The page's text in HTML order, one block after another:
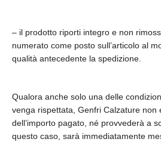
– il prodotto riporti integro e non
numerato come posto sull’articolo al
qualità antecedente la spedizione.
Qualora anche solo una delle
venga rispettata, Genfri Calzature non
dell’importo pagato, né provvederà a
questo caso, sarà immediatamente